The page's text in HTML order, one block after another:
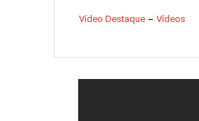
Vídeo Destaque Vídeos